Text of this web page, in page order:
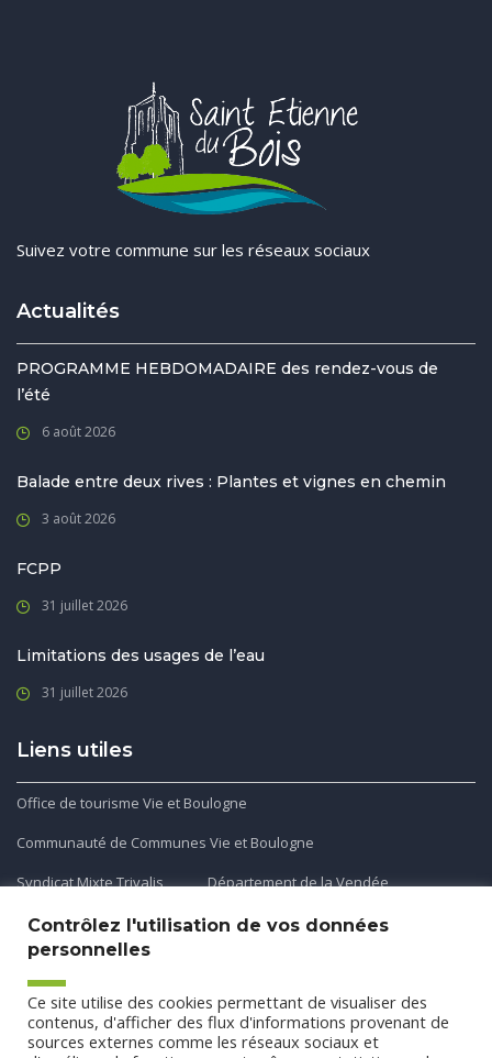
Suivez votre commune sur les réseaux sociaux
Actualités
PROGRAMME HEBDOMADAIRE des rendez-vous de
l’été
6 août 2026
Balade entre deux rives : Plantes et vignes en chemin
3 août 2026
FCPP
31 juillet 2026
Limitations des usages de l’eau
31 juillet 2026
Liens utiles
Office de tourisme Vie et Boulogne
Communauté de Communes Vie et Boulogne
Syndicat Mixte Trivalis
Département de la Vendée
Application mobile
Découvrez et téléchargez l'application gratuite mobile Ma
Commune et Moi pour recevoir les alertes et les actualités
Contrôlez l'utilisation de vos données
personnelles
Ce site utilise des cookies permettant de visualiser des
contenus, d'afficher des flux d'informations provenant de
sources externes comme les réseaux sociaux et